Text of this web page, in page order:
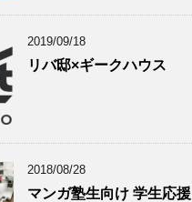
2019/09/18
リバ邸×ギークハウス
2018/08/28
マンガ塾生向け 学生応援